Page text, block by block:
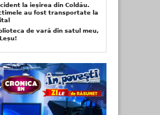
la ieșirea din Coldău.
au fost transportate la
de vară din satul meu,